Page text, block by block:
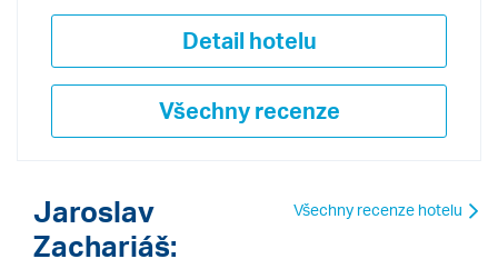
Detail hotelu
Všechny recenze
Všechny recenze hotelu
Jaroslav
Zachariáš: